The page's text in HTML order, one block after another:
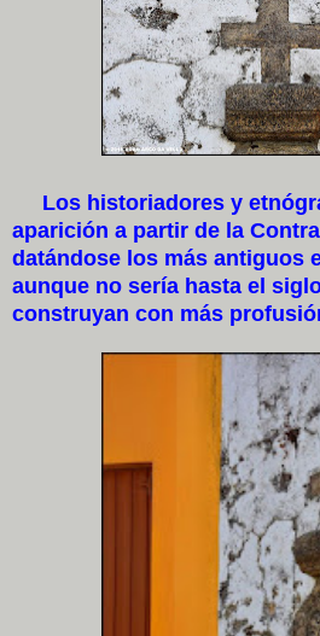
Los historiadores y
aparición a partir de la
datándose los más antiguos
aunque no sería hasta el
construyan con más